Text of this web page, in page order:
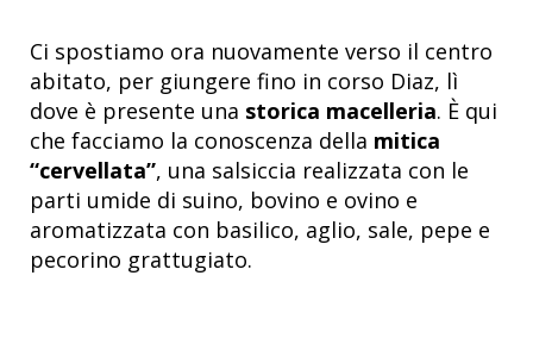
Ci spostiamo ora nuovamente verso il centro
abitato, per giungere fino in corso Diaz, lì
dove è presente una storica macelleria. È qui
che facciamo la conoscenza della mitica
“cervellata”, una salsiccia realizzata con le
parti umide di suino, bovino e ovino e
aromatizzata con basilico, aglio, sale, pepe e
pecorino grattugiato.